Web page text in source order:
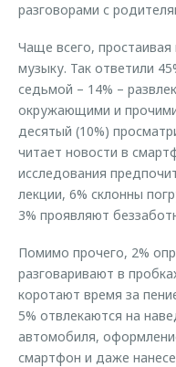
разговорами с
Чаще всего,
музыку. Так ответили
седьмой – 14% –
окружающими и
десятый (10%)
читает новости в
исследования
лекции, 6% склонны
3% проявляют
Помимо прочего, 2%
разговаривают в
коротают время за
5% отвлекаются на
автомобиля,
смартфон и даже